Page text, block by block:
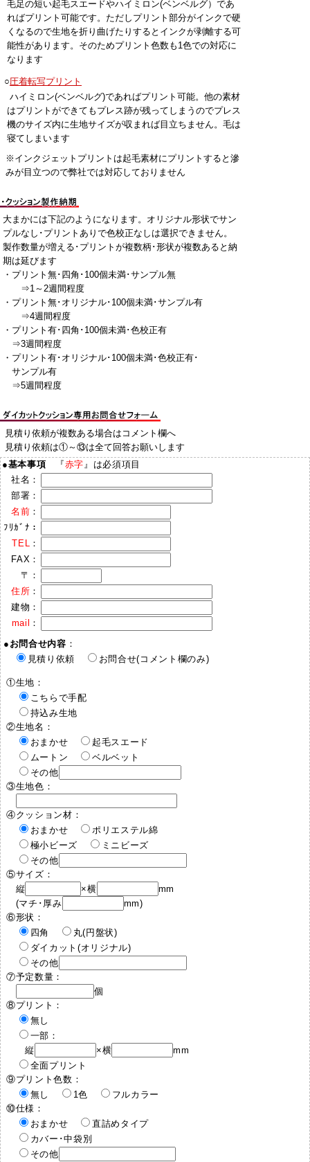
毛足の短い起毛スエードやハイミロン(ベンベルグ）であ
ればプリント可能です。ただしプリント部分がインクで硬
くなるので生地を折り曲げたりするとインクが剥離する可
能性があります。そのためプリント色数も1色での対応に
なります
○圧着転写プリント
ハイミロン(ベンベルグ)であればプリント可能。他の素材
はプリントができてもプレス跡が残ってしまうのでプレス
機のサイズ内に生地サイズが収まれば目立ちません。毛は
寝てしまいます
※インクジェットプリントは起毛素材にプリントすると滲
みが目立つので弊社では対応しておりません
大まかには下記のようになります。オリジナル形状でサン
プルなし･プリントありで色校正なしは選択できません。
製作数量が増える･プリントが複数柄･形状が複数あると納
期は延びます
・プリント無･四角･100個未満･サンプル無
⇒1～2週間程度
・プリント無･オリジナル･100個未満･サンプル有
⇒4週間程度
・プリント有･四角･100個未満･色校正有
⇒3週間程度
・プリント有･オリジナル･100個未満･色校正有･
サンプル有
⇒5週間程度
見積り依頼が複数ある場合はコメント欄へ
見積り依頼は①～⑬は全て回答お願いします
●基本事項 『赤字』は必須項目
社名：
部署：
名前 ：
ﾌﾘｶﾞﾅ：
TEL ：
FAX：
〒：
住所 ：
建物：
mail
：
● お問合せ内容 ：
見積り依頼
お問合せ(コメント欄のみ)
①生地：
こちらで手配
持込み生地
②生地名：
おまかせ
起毛スエード
ムートン
ベルベット
その他
③生地色：
④クッション材：
おまかせ
ポリエステル綿
極小ビーズ
ミニビーズ
その他
⑤サイズ：
縦
×横
mm
(マチ･厚み
mm)
⑥形状：
四角
丸(円盤状)
ダイカット(オリジナル)
その他
⑦予定数量：
個
⑧プリント：
無し
一部：
縦
×横
mm
全面プリント
⑨プリント色数：
無し
1色
フルカラー
⑩仕様：
おまかせ
直詰めタイプ
カバー･中袋別
その他